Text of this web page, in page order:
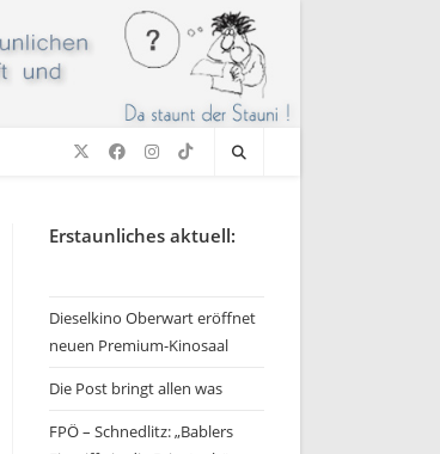
Erstaunliches aktuell:
Dieselkino Oberwart eröffnet
neuen Premium-Kinosaal
Die Post bringt allen was
FPÖ – Schnedlitz: „Bablers